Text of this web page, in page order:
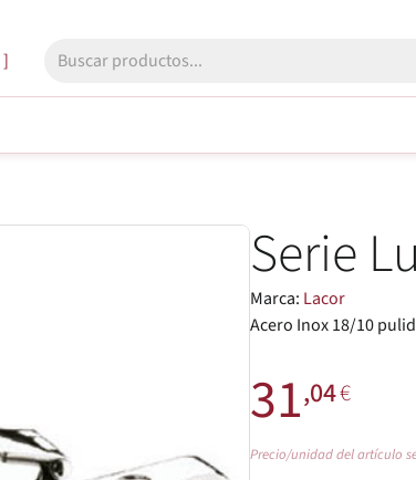
Serie
Marca: Lacor
Acero Inox 18/10
31,04€
Precio/unidad del artículo